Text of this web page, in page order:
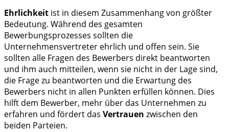
Ehrlichkeit ist in diesem Zusammenhang von größter
Bedeutung. Während des gesamten
Bewerbungsprozesses sollten die
Unternehmensvertreter ehrlich und offen sein. Sie
sollten alle Fragen des Bewerbers direkt beantworten
und ihm auch mitteilen, wenn sie nicht in der Lage sind,
die Frage zu beantworten und die Erwartung des
Bewerbers nicht in allen Punkten erfüllen können. Dies
hilft dem Bewerber, mehr über das Unternehmen zu
erfahren und fördert das Vertrauen zwischen den
beiden Parteien.